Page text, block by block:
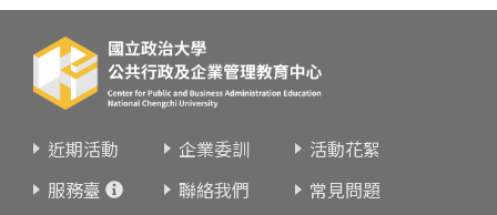
近期活動 企業委訓
活動花絮
服務臺
聯絡我們
常見問題